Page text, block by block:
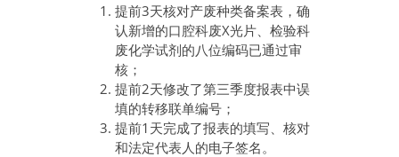
提前3天核对产废种类备案表，确
认新增的口腔科废X光片、检验科
废化学试剂的八位编码已通过审
核；
提前2天修改了第三季度报表中误
填的转移联单编号；
提前1天完成了报表的填写、核对
和法定代表人的电子签名。